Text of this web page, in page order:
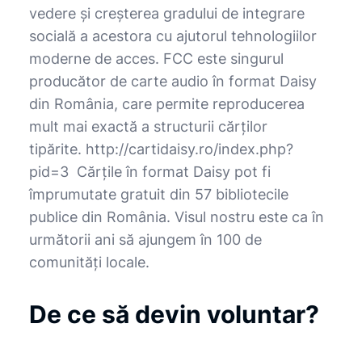
vedere şi creşterea gradului de integrare
socială a acestora cu ajutorul tehnologiilor
moderne de acces. FCC este singurul
producător de carte audio în format Daisy
din România, care permite reproducerea
mult mai exactă a structurii cărţilor
tipărite. http://cartidaisy.ro/index.php?
pid=3 Cărţile în format Daisy pot fi
împrumutate gratuit din 57 bibliotecile
publice din România. Visul nostru este ca în
următorii ani să ajungem în 100 de
comunităţi locale.
De ce să devin voluntar?